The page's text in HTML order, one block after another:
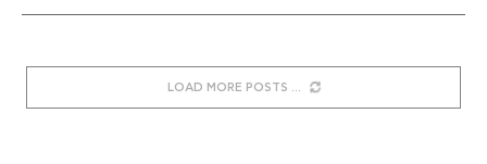
LOAD MORE POSTS